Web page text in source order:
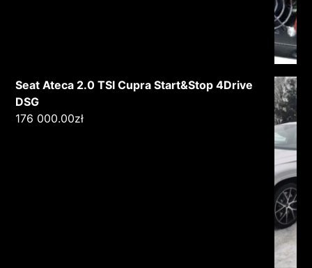
Seat Ateca 2.0 TSI Cupra Start&Stop 4Drive
DSG
176 000.00zł